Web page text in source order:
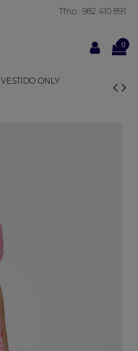
Tfno.: 982 410 891
0
VESTIDO ONLY